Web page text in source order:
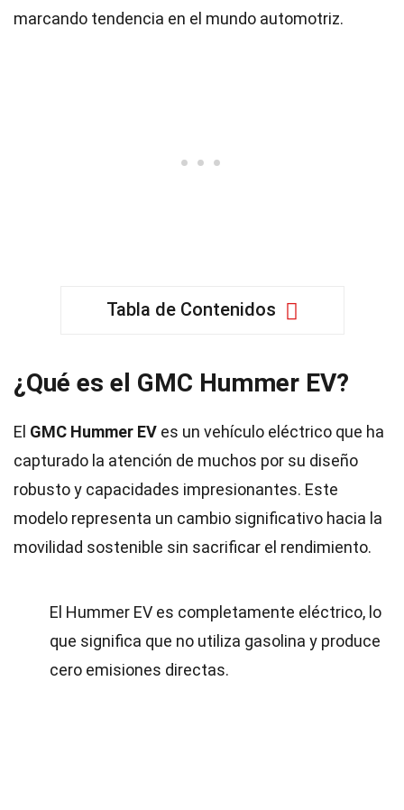
marcando tendencia en el mundo automotriz.
Tabla de Contenidos
¿Qué es el GMC Hummer EV?
El GMC Hummer EV es un vehículo eléctrico que ha
capturado la atención de muchos por su diseño
robusto y capacidades impresionantes. Este
modelo representa un cambio significativo hacia la
movilidad sostenible sin sacrificar el rendimiento.
El Hummer EV es completamente eléctrico, lo
que significa que no utiliza gasolina y produce
cero emisiones directas.